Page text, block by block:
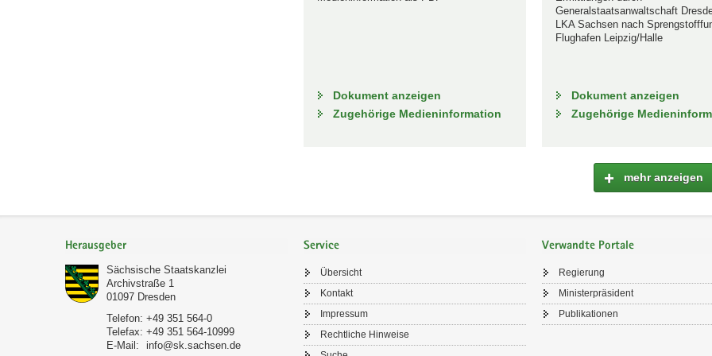
Dokument anzeigen
Zugehörige Medieninformation
Generalstaatsanwaltschaft
LKA Sachsen nach
Flughafen Leipzig/Halle
Dokument anzeigen
Zugehörige
mehr anzeigen
Herausgeber
Sächsische Staatskanzlei
Archivstraße 1
01097 Dresden
Telefon: +49 351 564-0
Telefax: +49 351 564-10999
E-Mail:
info@sk.sachsen.de
Service
Übersicht
Kontakt
Impressum
Rechtliche Hinweise
Verwandte Portale
Regierung
Ministerpräsident
Publikationen